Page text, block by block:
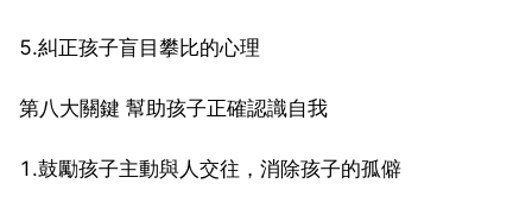
5.糾正孩子盲目攀比的心理
第八大關鍵 幫助孩子正確認識自我
1.鼓勵孩子主動與人交往，消除孩子的孤僻